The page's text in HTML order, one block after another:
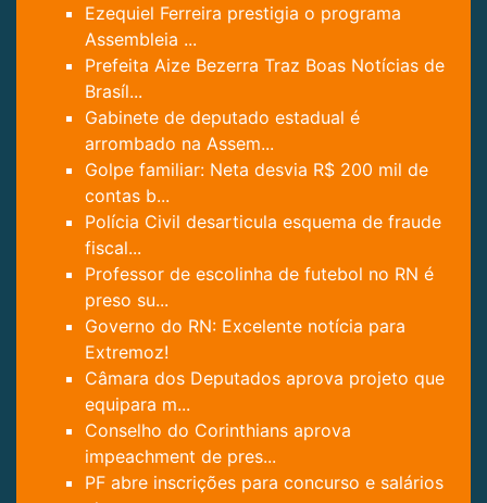
Ezequiel Ferreira prestigia o programa
Assembleia ...
Prefeita Aize Bezerra Traz Boas Notícias de
Brasíl...
Gabinete de deputado estadual é
arrombado na Assem...
Golpe familiar: Neta desvia R$ 200 mil de
contas b...
Polícia Civil desarticula esquema de fraude
fiscal...
Professor de escolinha de futebol no RN é
preso su...
Governo do RN: Excelente notícia para
Extremoz!
Câmara dos Deputados aprova projeto que
equipara m...
Conselho do Corinthians aprova
impeachment de pres...
PF abre inscrições para concurso e salários